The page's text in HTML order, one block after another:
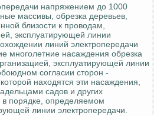
напряжением до 1000
массивы, обрезка деревьев,
близости к проводам,
эксплуатирующей линии
линий электропередачи
многолетние насаждения обрезка
эксплуатирующей линии
согласии сторон -
находятся эти насаждения,
садов и других
в порядке, определяемом
линии электропередачи.